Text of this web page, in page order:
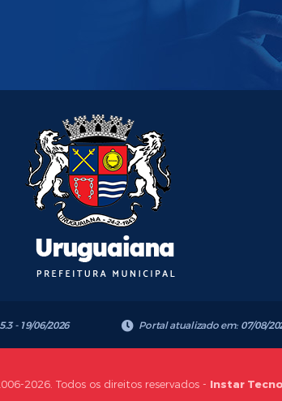
- 19/06/2026 Portal atualizado em: 07/08/
2026. Todos os direitos reservados - Instar